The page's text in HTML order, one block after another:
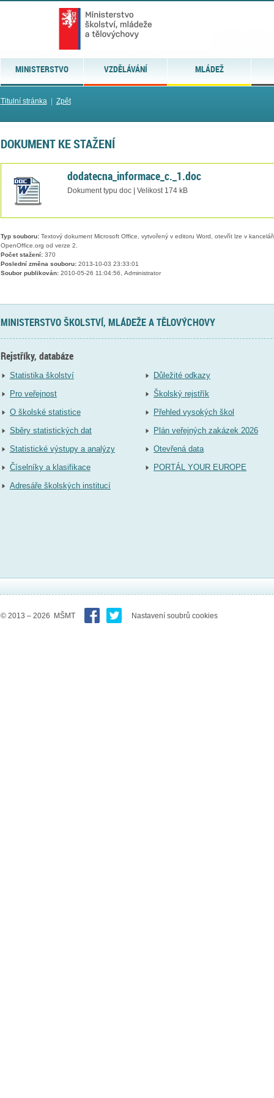
MINISTERSTVO VZDĚLÁVÁNÍ MLÁDEŽ
Titulní stránka| Zpět
DOKUMENT KE STAŽENÍ
dodatecna_informace_c._1.doc
Dokument typu doc | Velikost 174 kB
Typ souboru:Textový dokument Microsoft Office, vytvořený v editoru Word, otevřít lze v
OpenOffice.org od verze 2.
Počet stažení:370
Poslední změna souboru:2013-10-03 23:33:01
Soubor publikován:2010-05-26 11:04:56, Administrator
MINISTERSTVO ŠKOLSTVÍ, MLÁDEŽE A TĚLOVÝCHOVY
Rejstříky, databáze
Statistika školství
Pro veřejnost
O školské statistice
Sběry statistických dat
Statistické výstupy a analýzy
Číselníky a klasifikace
Adresáře školských institucí
Důležité odkazy
Školský rejstřík
Přehled vysokých škol
Plán veřejných zakázek 2026
Otevřená data
PORTÁL YOUR EUROPE
© 2013 – 2026 MŠMT Nastavení soubrů cookies